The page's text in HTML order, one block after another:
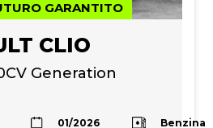
GARANTITO
CLIO
Generation
01/2026 Benzina